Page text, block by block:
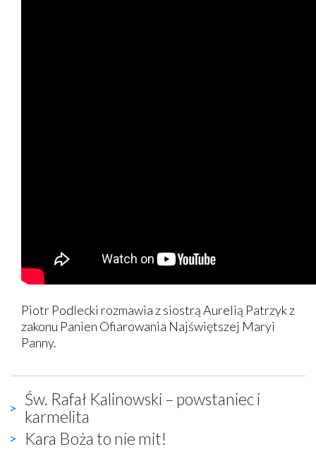
Piotr Podlecki rozmawia z siostrą Aurelią Patrzyk z
zakonu Panien Ofiarowania Najświętszej Maryi
Panny.
Św. Rafał Kalinowski – powstaniec i
karmelita
Kara Boża to nie mit!